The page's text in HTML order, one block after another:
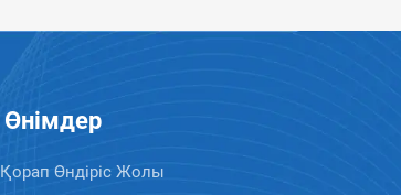
Өнімдер
Қорап Өндіріс Жолы